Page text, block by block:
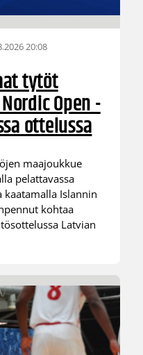
20:08
tytöt
Open -
ottelussa
maajoukkue
pelattavassa
kaatamalla Islannin
kohtaa
Latvian